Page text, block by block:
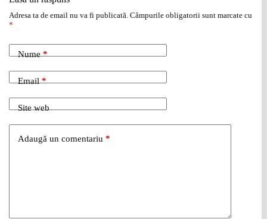
Adresa ta de email nu va fi publicată. Câmpurile obligatorii sunt marcate cu
*
Nume*
Email*
Site web
Adaugă un comentariu *